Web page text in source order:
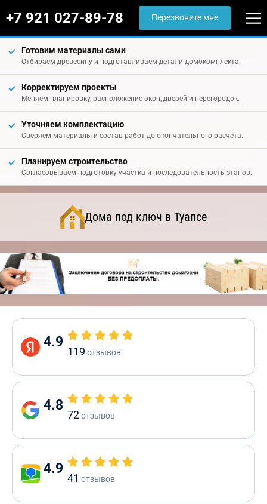
+7 921 027-89-78 Перезвоните мне
Готовим материалы сами
Отбираем древесину и подготавливаем детали домокомплекта.
Корректируем проекты
Меняем планировку, расположение окон, дверей и перегородок.
Уточняем комплектацию
Сверяем материалы и состав работ до окончательного расчёта.
Планируем строительство
Согласовываем подготовку участка и последовательность этапов.
Дома под ключ в Туапсе
4.9
119 отзывов
4.8
72отзывов
4.9
41 отзывов